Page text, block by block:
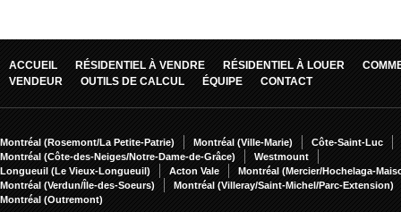
ACCUEIL RÉSIDENTIEL À VENDRE RÉSIDENTIEL À LOUER
VENDEUR
OUTILS DE CALCUL ÉQUIPE CONTACT
Montréal (Rosemont/La Petite-Patrie) Montréal (Ville-Marie)
Côte-Saint-Luc
Montréal (Côte-des-Neiges/Notre-Dame-de-Grâce)
Westmount
Longueuil (Le Vieux-Longueuil)
Acton Vale
Montréal (Mercier/Hochelaga-
Montréal (Verdun/Île-des-Soeurs)
Montréal (Villeray/Saint-Michel/Parc-Extension)
Montréal (Outremont)